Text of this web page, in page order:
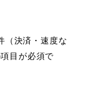
（決済・速度な
目が必須で